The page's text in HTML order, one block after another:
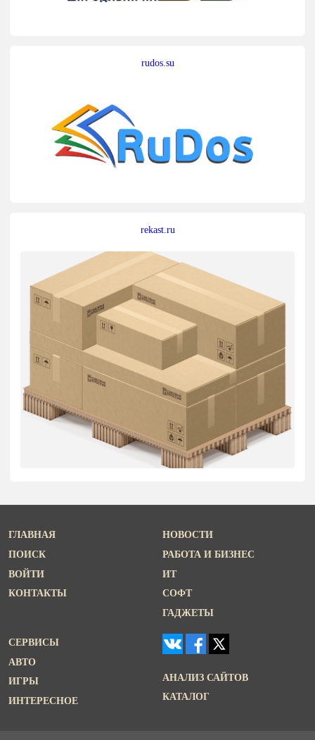
rudos.su
rekast.ru
ГЛАВНАЯ
ПОИСК
ВОЙТИ
КОНТАКТЫ
НОВОСТИ
РАБОТА И БИЗНЕС
ИТ
СОФТ
ГАДЖЕТЫ
СЕРВИСЫ
АВТО
ИГРЫ
ИНТЕРЕСНОЕ
АНАЛИЗ САЙТОВ
КАТАЛОГ